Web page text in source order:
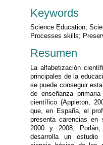
Keywords
Science Education;
Processes skills;
Resumen
La alfabetización
principales de la
se puede conseguir
de enseñanza
científico (Appleton,
que, en España, el
presenta carencias en
2000 y 2008;
desarrolla un estudio